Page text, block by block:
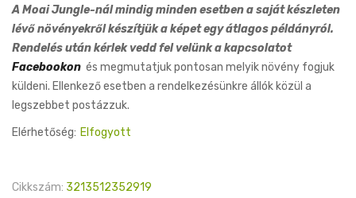
was:
7,900 Ft.
is:
5,900 Ft.
A Moai Jungle-nál mindig minden esetben a saját készleten
lévő növényekről készítjük a képet egy átlagos példányról.
Rendelés után kérlek vedd fel velünk a kapcsolatot
Facebookon és megmutatjuk pontosan melyik növény fogjuk
küldeni. Ellenkező esetben a rendelkezésünkre állók közül a
legszebbet postázzuk.
Elérhetőség: Elfogyott
Cikkszám: 3213512352919